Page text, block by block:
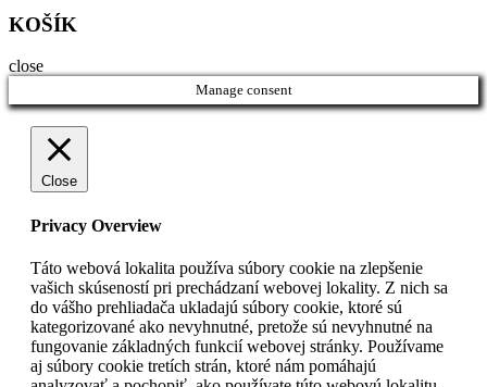
KOŠÍK
close
Manage consent
Close
Privacy Overview
Táto webová lokalita používa súbory cookie na zlepšenie
vašich skúseností pri prechádzaní webovej lokality. Z nich sa
do vášho prehliadača ukladajú súbory cookie, ktoré sú
kategorizované ako nevyhnutné, pretože sú nevyhnutné na
fungovanie základných funkcií webovej stránky. Používame
aj súbory cookie tretích strán, ktoré nám pomáhajú